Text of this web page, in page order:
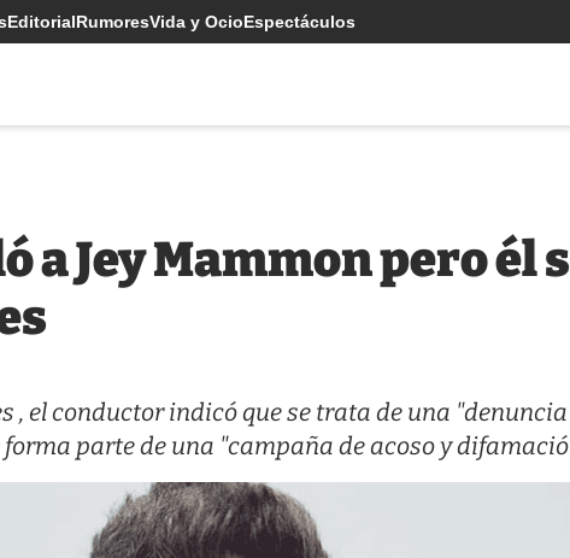
EditorialRumoresVida y OcioEspectáculos
a Jey Mammon pero él
, el conductor indicó que se trata de una
parte de una "campaña de acoso y